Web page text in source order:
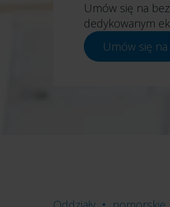
Umów się na
dedykowanym
Umów się na